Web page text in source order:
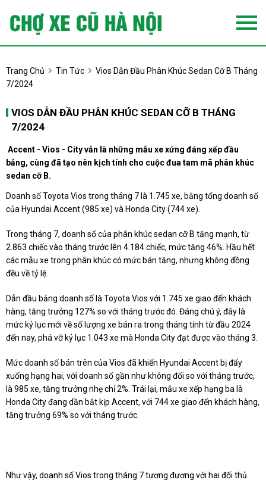
Trang Chủ Tin Tức
Vios Dẫn Đầu Phân Khúc Sedan Cỡ B Tháng
7/2024
VIOS DẪN ĐẦU PHÂN KHÚC SEDAN CỠ B THÁNG
7/2024
Accent - Vios - City vẫn là những mẫu xe xứng đáng xếp đầu
bảng, cùng đã tạo nên kịch tính cho cuộc đua tam mã phân khúc
sedan cỡ B.
Doanh số Toyota Vios trong tháng 7 là 1.745 xe, bằng tổng doanh số
của Hyundai Accent (985 xe) và Honda City (744 xe).
Trong tháng 7, doanh số của phân khúc sedan cỡ B tăng mạnh, từ
2.863 chiếc vào tháng trước lên 4.184 chiếc, mức tăng 46%. Hầu hết
các mẫu xe trong phân khúc có mức bán tăng, nhưng không đồng
đều về tỷ lệ.
Dẫn đầu bảng doanh số là Toyota Vios với 1.745 xe giao đến khách
hàng, tăng trưởng 127% so với tháng trước đó. Đáng chú ý, đây là
mức kỷ lục mới về số lượng xe bán ra trong tháng tính từ đầu 2024
đến nay, phá vỡ kỷ lục 1.043 xe mà Honda City đạt được vào tháng 3.
Mức doanh số bán trên của Vios đã khiến Hyundai Accent bị đẩy
xuống hạng hai, với doanh số gần như không đổi so với tháng trước,
là 985 xe, tăng trưởng nhẹ chỉ 2%. Trái lại, mẫu xe xếp hạng ba là
Honda City đang dần bắt kịp Accent, với 744 xe giao đến khách hàng,
tăng trưởng 69% so với tháng trước.
Như vậy, doanh số Vios trong tháng 7 tương đương với hai đối thủ